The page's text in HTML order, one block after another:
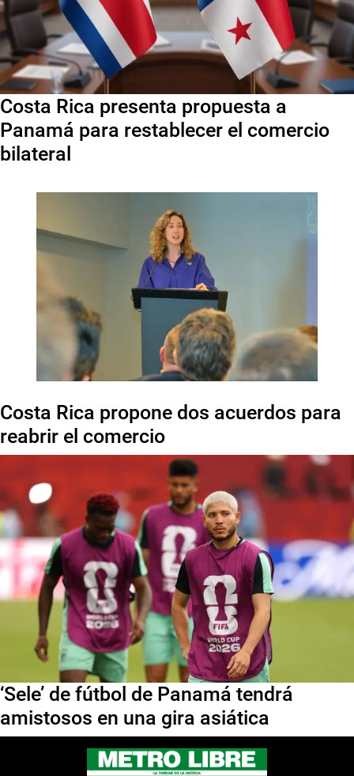
Costa Rica presenta propuesta a
Panamá para restablecer el comercio
bilateral
Costa Rica propone dos acuerdos para
reabrir el comercio
‘Sele’ de fútbol de Panamá tendrá
amistosos en una gira asiática